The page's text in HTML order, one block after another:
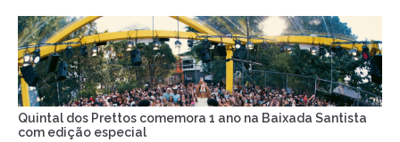
Quintal dos Prettos comemora 1 ano na Baixada Santista
com edição especial